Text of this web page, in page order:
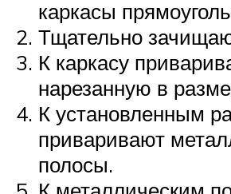
каркасы
Тщательно
К каркасу
нарезанную в
К установленным
приваривают
полосы.